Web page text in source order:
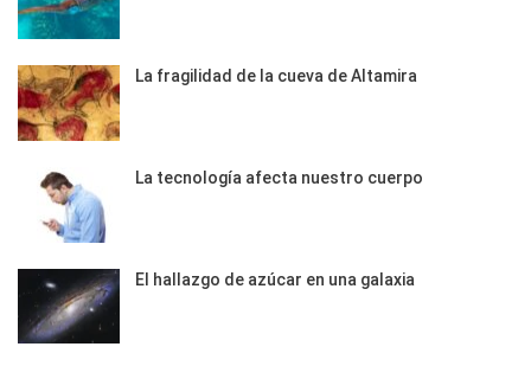
La fragilidad de la cueva de Altamira
La tecnología afecta nuestro cuerpo
El hallazgo de azúcar en una galaxia